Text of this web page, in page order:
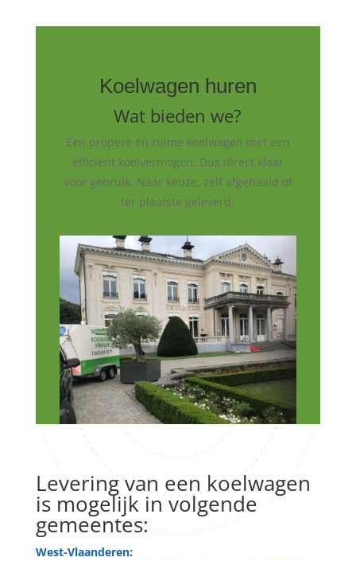
Koelwagen huren
Wat bieden we?
Een propere en ruime koelwagen met een
efficiënt koelvermogen. Dus direct klaar
voor gebruik. Naar keuze, zelf afgehaald of
ter plaatste geleverd.
Levering van een koelwagen
is mogelijk in volgende
gemeentes:
West-Vlaanderen: